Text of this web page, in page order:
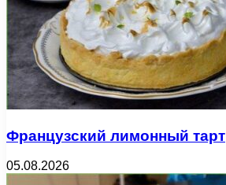
Французский лимонный тарт
05.08.2026